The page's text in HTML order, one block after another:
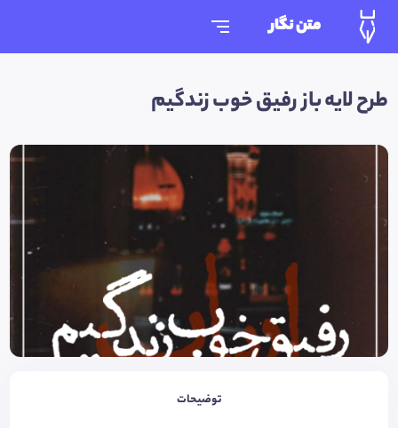
متن نگار
طرح لایه باز رفیق خوب زندگیم
توضیحات